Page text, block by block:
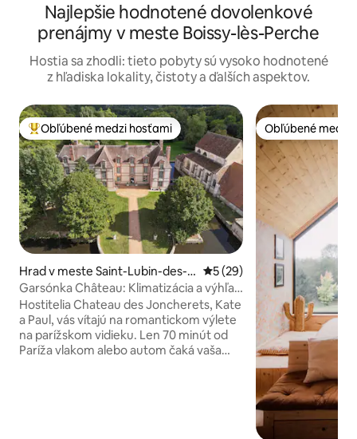
Najlepšie hodnotené dovolenkové
prenájmy v meste Boissy-lès-Perche
Hostia sa zhodli: tieto pobyty sú vysoko hodnotené
z hľadiska lokality, čistoty a ďalších aspektov.
Najobľúbenejšie medzi hosťami
Obľúbené medzi hosťami
Hrad v meste Saint-Lubin-des-J
oncherets
Priemerné ohodnotenie 5
5 (29)
Garsónka Château: Klimatizácia a výhľad
na vodu
Hostitelia Chateau des Joncherets, Kate
a Paul, vás vítajú na romantickom výlete
na parížskom vidieku. Len 70 minút od
Paríža vlakom alebo autom čaká vaša
Obľúbené medzi
Obľúbené medzi